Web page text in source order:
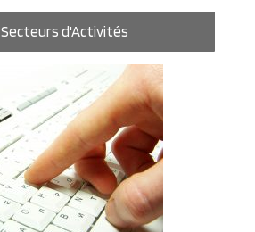
Secteurs d'Activités